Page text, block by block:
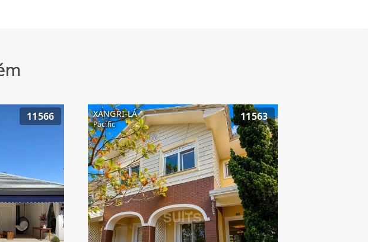
11566 XANGRI-LÁ
Pacific
11563